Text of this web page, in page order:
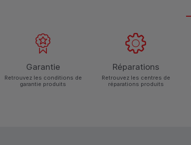
Garantie
Retrouvez les conditions de
garantie produits
Réparations
Retrouvez les centres de
réparations produits